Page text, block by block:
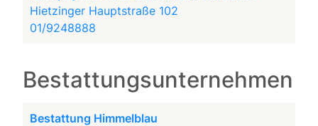
Hietzinger Hauptstraße 102
01/9248888
Bestattungsunternehmen
Bestattung Himmelblau